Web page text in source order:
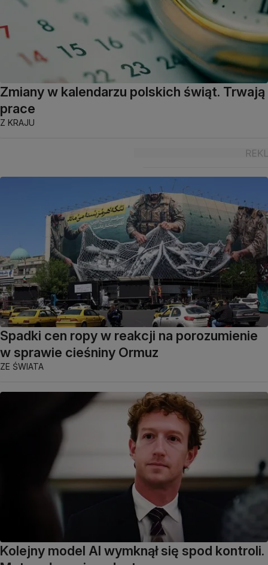
Zmiany w kalendarzu polskich świąt. Trwają
prace
Z KRAJU
Spadki cen ropy w reakcji na porozumienie
w sprawie cieśniny Ormuz
ZE ŚWIATA
Kolejny model AI wymknął się spod kontroli.